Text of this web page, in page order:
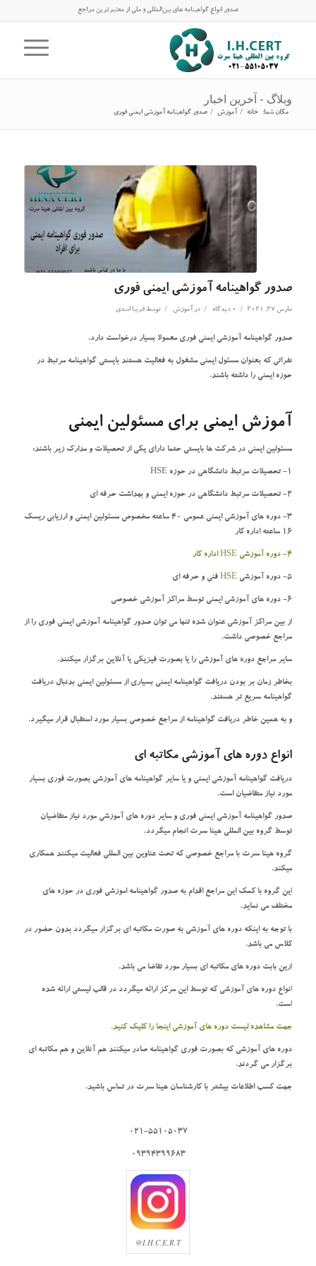
صدور انواع گواهینامه های بین‌المللی و ملی از معتبرترین مراجع
وبلاگ - آخرین اخبار
مکان شما: خانه / آموزش / صدور گواهینامه آموزشی ایمنی فوری
صدور گواهینامه آموزشی ایمنی فوری
مارس 27, 2021 / 0 دیدگاه / در آموزش / توسط فریبا اسدی
صدور گواهینامه آموزشی ایمنی فوری معمولا بسیار درخواست دارد.
نفراتی که بعنوان مسئول ایمنی مشغول به فعالیت هستند بایستی گواهینامه مرتبط در
حوزه ایمنی را داشته باشند.
آموزش ایمنی برای مسئولین ایمنی
مسئولین ایمنی در شرکت ها بایستی حتما دارای یکی از تحصیلات و مدارک زیر باشند:
1- تحصیلات مرتبط دانشگاهی در حوزه HSE
2- تحصیلات مرتبط دانشگاهی در حوزه ایمنی و بهداشت حرفه ای
3- دوره های آموزشی ایمنی عمومی 40 ساعته مخصوص مسئولین ایمنی و ارزیابی ریسک
16 ساعته اداره کار
4- دوره آموزشی HSE اداره کار
5- دوره آموزشی HSEفنی و حرفه ای
6- دوره های آموزشی ایمنی توسط مراکز آموزشی خصوصی
از بین مراکز آموزشی عنوان شده تنها می توان صدور گواهینامه آموزشی ایمنی فوری را از
مراجع خصوصی داشت.
سایر مراجع دوره های آموزشی را یا بصورت فیزیکی یا آنلاین برگزار میکنند.
بخاطر زمان بر بودن دریافت گواهینامه ایمنی بسیاری از مسئولین ایمنی بدنبال دریافت
گواهینامه سریع تر هستند.
و به همین خاطر دریافت گواهینامه از مراجع خصوصی بسیار مورد استقبال قرار میگیرد.
انواع دوره های آموزشی مکاتبه ای
دریافت گواهینامه آموزشی ایمنی و یا سایر گواهینامه های آموزشی بصورت فوری بسیار
مورد نیاز متقاضیان است.
صدور گواهینامه آموزشی ایمنی فوری و سایر دوره های آموزشی مورد نیاز متقاضیان
توسط گروه بین المللی هینا سرت انجام میگردد.
گروه هینا سرت با مراجع خصوصی که تحت عناوین بین المللی فعالیت میکنند همکاری
میکند.
این گروه با کمک این مراجع اقدام به صدور گواهینامه اموزشی فوری در حوزه های
مختلف می نماید.
با توجه به اینکه دوره های آموزشی به صورت مکاتبه ای برگزار میگردد بدون حضور در
کلاس می باشد.
ازین بابت دوره های مکاتبه ای بسیار مورد تقاضا می باشد.
انواع دوره های آموزشی که توسط این مرکز ارائه میگردد در قالب لیستی ارائه شده
است.
جهت مشاهده لیست دوره های آموزشی اینجا را کلیک کنید.
دوره های آموزشی که بصورت فوری گواهینامه صادر میکنند هم آنلاین و هم مکاتبه ای
برگزار می گردند.
جهت کسب اطلاعات بیشتر با کارشناسان هینا سرت در تماس باشید.
021-55105037
09394399683
I.H.C.E.R.T@